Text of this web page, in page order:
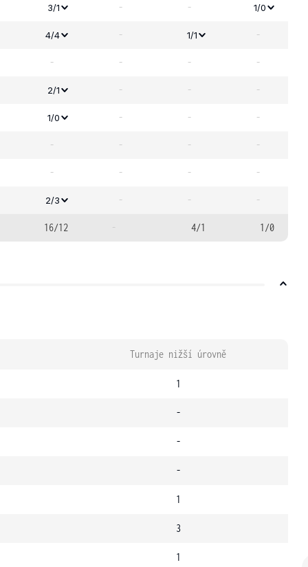
3/1 - - 1/0
4/4 - 1/1 -
- - - -
2/1 - - -
1/0 - - -
- - - -
- - - -
2/3 - - -
16/12 - 4/1 1/0
Turnaje nižší úrovně
1
-
-
-
1
3
1